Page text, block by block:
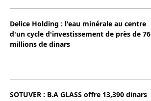
Delice Holding : l'eau minérale au centre
d'un cycle d'investissement de près de 76
millions de dinars
SOTUVER : B.A GLASS offre 13,390 dinars